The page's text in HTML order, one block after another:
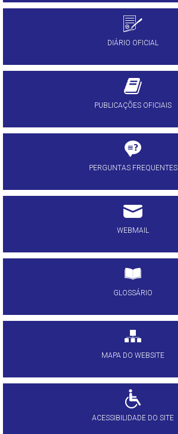
DIÁRIO OFICIAL
PUBLICAÇÕES OFICIAIS
PERGUNTAS FREQUENTES
WEBMAIL
GLOSSÁRIO
MAPA DO WEBSITE
ACESSIBILIDADE DO SITE